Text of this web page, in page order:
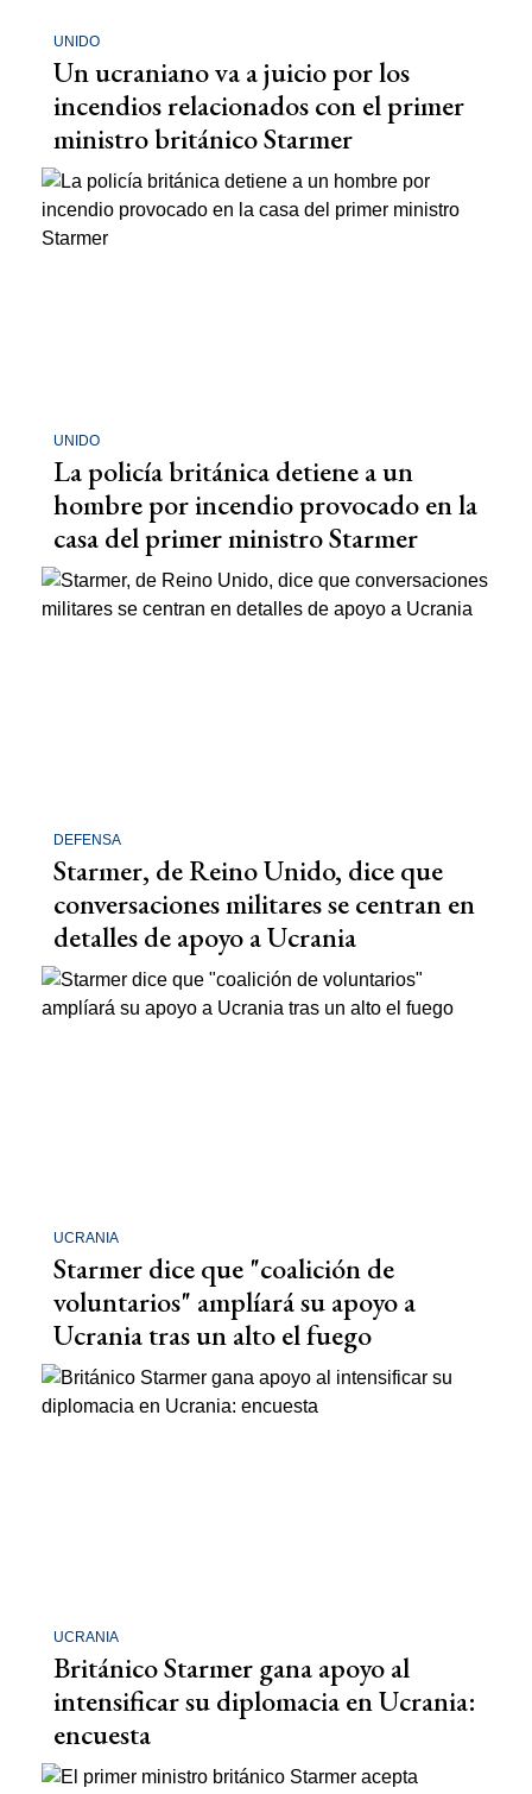
UNIDO
Un ucraniano va a juicio por los
incendios relacionados con el primer
ministro británico Starmer
UNIDO
La policía británica detiene a un
hombre por incendio provocado en la
casa del primer ministro Starmer
DEFENSA
Starmer, de Reino Unido, dice que
conversaciones militares se centran en
detalles de apoyo a Ucrania
UCRANIA
Starmer dice que "coalición de
voluntarios" amplíará su apoyo a
Ucrania tras un alto el fuego
UCRANIA
Británico Starmer gana apoyo al
intensificar su diplomacia en Ucrania:
encuesta